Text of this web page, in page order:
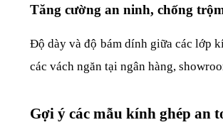
Tăng cường an ninh, chống
Độ dày và độ bám dính giữa các lớp
các vách ngăn tại ngân hàng,
Gợi ý các mẫu kính ghép an